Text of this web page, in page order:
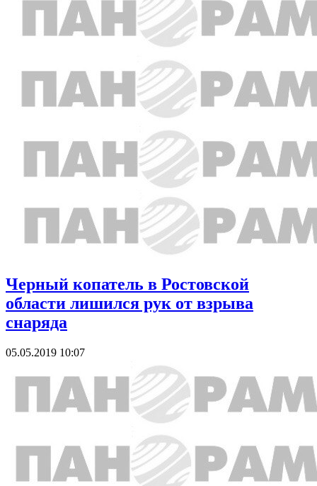
Черный копатель в Ростовской
области лишился рук от взрыва
снаряда
05.05.2019 10:07